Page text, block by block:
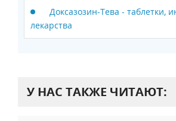
Доксазозин-Тева - таблетки,
лекарства
У НАС ТАКЖЕ ЧИТАЮТ: